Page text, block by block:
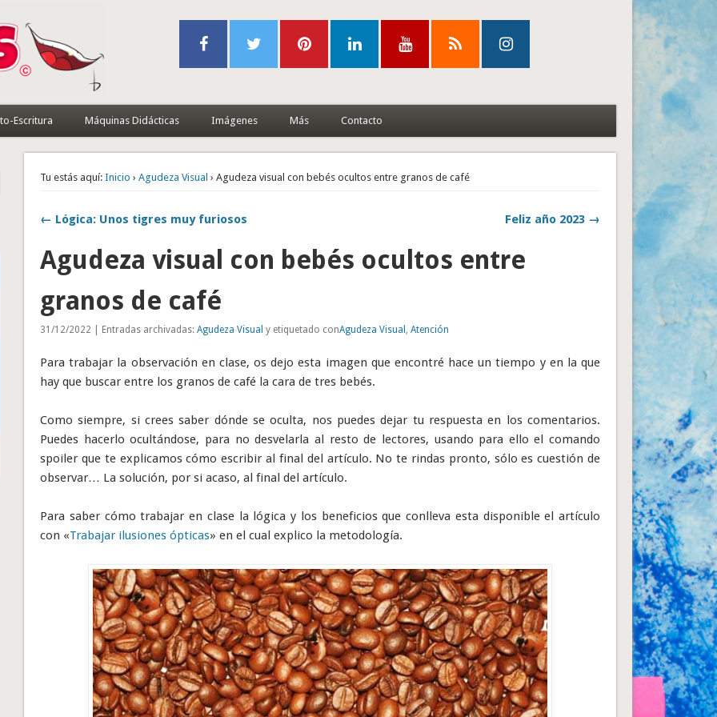
Escritura Máquinas Didácticas Imágenes Más Contacto
Tu estás aquí: Inicio ›Agudeza Visual › Agudeza visual con bebés ocultos entre granos de café
← Lógica: Unos tigres muy furiosos Feliz año 2023 →
Agudeza visual con bebés ocultos entre
granos de café
31/12/2022 | Entradas archivadas:Agudeza Visual y etiquetado conAgudeza Visual ,Atención
Para trabajar la observación en clase, os dejo esta imagen que encontré hace un tiempo y en la que
hay que buscar entre los granos de café la cara de tres bebés.
Como siempre, si crees saber dónde se oculta, nos puedes dejar tu respuesta en los comentarios.
Puedes hacerlo ocultándose, para no desvelarla al resto de lectores, usando para ello el comando
spoiler que te explicamos cómo escribir al final del artículo. No te rindas pronto, sólo es cuestión de
observar… La solución, por si acaso, al final del artículo.
Para saber cómo trabajar en clase la lógica y los beneficios que conlleva esta disponible el artículo
con «Trabajar ilusiones ópticas» en el cual explico la metodología.